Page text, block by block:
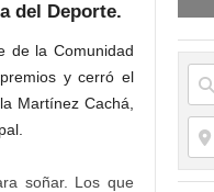
del Deporte.
de la Comunidad
y cerró el
Martínez Cachá,
soñar. Los que